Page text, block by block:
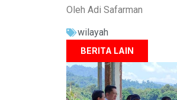
Oleh Adi Safarman
wilayah
BERITA LAIN